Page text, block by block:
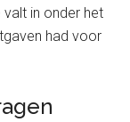
valt in onder het
had voor